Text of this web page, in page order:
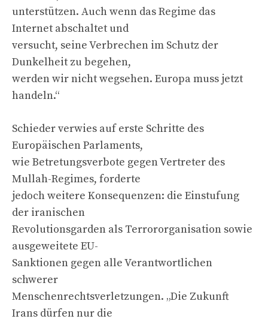
unterstützen. Auch wenn das Regime das
Internet abschaltet und
versucht, seine Verbrechen im Schutz der
Dunkelheit zu begehen,
werden wir nicht wegsehen. Europa muss jetzt
handeln.“
Schieder verwies auf erste Schritte des
Europäischen Parlaments,
wie Betretungsverbote gegen Vertreter des
Mullah-Regimes, forderte
jedoch weitere Konsequenzen: die Einstufung
der iranischen
Revolutionsgarden als Terrororganisation sowie
ausgeweitete EU-
Sanktionen gegen alle Verantwortlichen
schwerer
Menschenrechtsverletzungen. „Die Zukunft
Irans dürfen nur die